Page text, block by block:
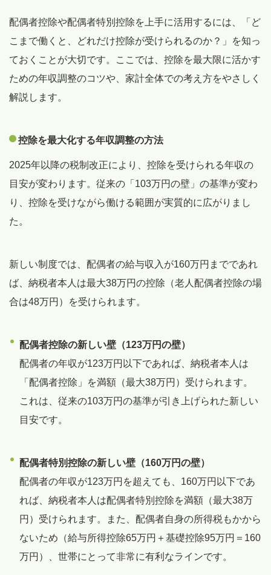
配偶者控除や配偶者特別控除を上手に活用するには、「ど
こまで働くと、どれだけ控除が受けられるのか？」を知っ
ておくことが大切です。ここでは、控除を最大限に活かす
ための年収調整のコツや、家計全体での考え方をやさしく
解説します。
控除を最大化する年収調整の方法
2025年以降の税制改正により、控除を受けられる年収の
目安が変わります。従来の「103万円の壁」の基準が変わ
り、控除を受けながら働ける範囲が実質的に広がりまし
た。
新しい制度では、配偶者の給与収入が160万円までであれ
ば、納税者本人は最大38万円の控除（老人配偶者控除の場
合は48万円）を受けられます。
配偶者控除の新しい壁（123万円の壁）
配偶者の年収が123万円以下であれば、納税者本人は
「配偶者控除」を満額（最大38万円）受けられます。
これは、従来の103万円の基準が引き上げられた新しい
目安です。
配偶者特別控除の新しい壁（160万円の壁）
配偶者の年収が123万円を超えても、160万円以下であ
れば、納税者本人は配偶者特別控除を満額（最大38万
円）受けられます。また、配偶者自身の所得税もかから
ないため（給与所得控除65万円＋基礎控除95万円＝160
万円）、世帯にとって非常に有利なラインです。